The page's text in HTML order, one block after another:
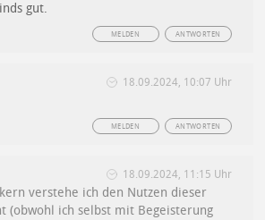
gut.
ANTWORTEN
MELDEN
18.09.2024, 10:07 Uhr
ANTWORTEN
MELDEN
18.09.2024, 11:15 Uhr
verstehe ich den Nutzen dieser
(obwohl ich selbst mit Begeisterung